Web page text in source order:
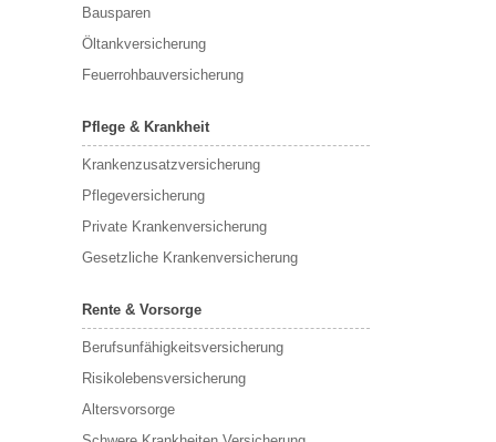
Bausparen
Öltankversicherung
Feuerrohbauversicherung
Pflege & Krankheit
Krankenzusatzversicherung
Pflegeversicherung
Private Krankenversicherung
Gesetzliche Krankenversicherung
Rente & Vorsorge
Berufs­unfähigkeitsversicherung
Risikolebensversicherung
Altersvorsorge